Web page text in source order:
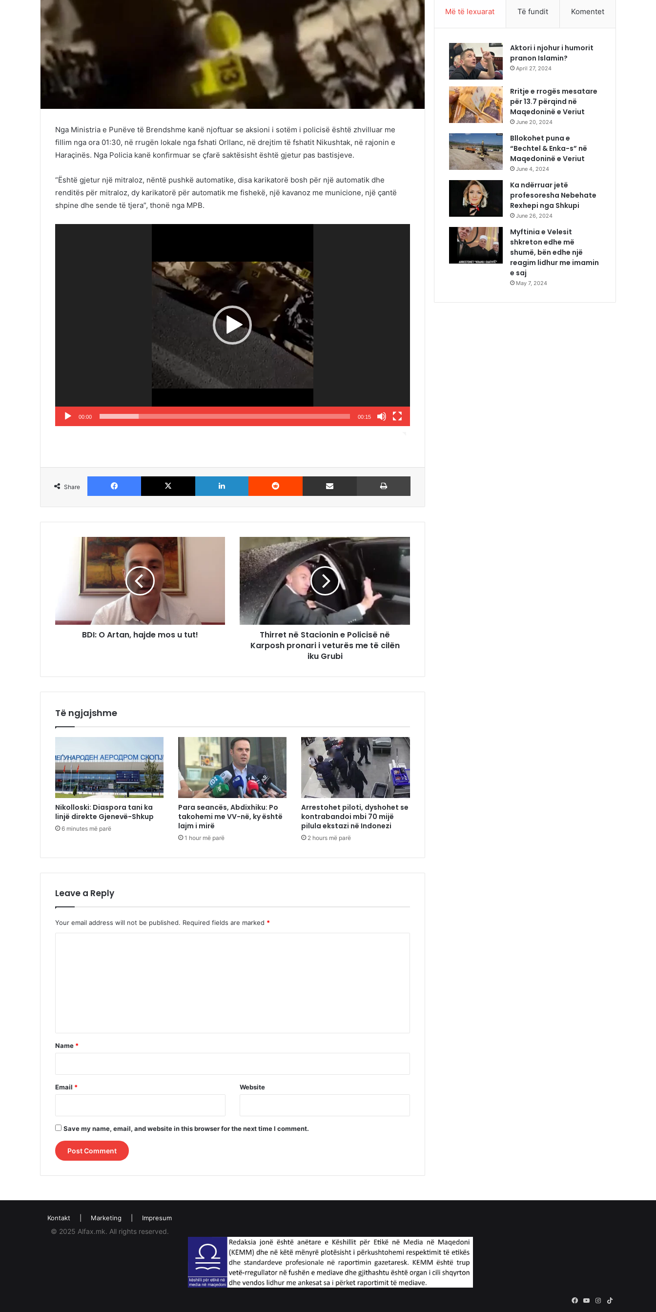
Nga Ministria e Punëve të Brendshme kanë njoftuar se aksioni i sotëm i policisë është zhvilluar me
fillim nga ora 01:30, në rrugën lokale nga fshati Orllanc, në drejtim të fshatit Nikushtak, në rajonin e
Haraçinës. Nga Policia kanë konfirmuar se çfarë saktësisht është gjetur pas bastisjeve.
“Është gjetur një mitraloz, nëntë pushkë automatike, disa karikatorë bosh për një automatik dhe
renditës për mitraloz, dy karikatorë për automatik me fishekë, një kavanoz me municione, një çantë
shpine dhe sende të tjera”, thonë nga MPB.
00:00 00:15
Share
Facebook X LinkedIn Reddit Share via Email
BDI: O Artan, hajde mos u tut!
Thirret në Stacionin e Policisë në
Karposh pronari i veturës me të cilën
iku Grubi
Të ngjajshme
Nikolloski: Diaspora tani ka
linjë direkte Gjenevë-Shkup
6 minutes më parë
Para seancës, Abdixhiku: Po
takohemi me VV-në, ky është
lajm i mirë
1 hour më parë
Arrestohet piloti, dyshohet se
kontrabandoi mbi 70 mijë
pilula ekstazi në Indonezi
2 hours më parë
Leave a Reply
Your email address will not be published. Required fields are marked *
*
Name *
Email * Website
Save my name, email, and website in this browser for the next time I comment.
Më të lexuarat Të fundit Komentet
Aktori i njohur i humorit
pranon Islamin?
April 27, 2024
Rritje e rrogës mesatare
për 13.7 përqind në
Maqedoninë e Veriut
June 20, 2024
Bllokohet puna e
“Bechtel & Enka-s” në
Maqedoninë e Veriut
June 4, 2024
Ka ndërruar jetë
profesoresha Nebehate
Rexhepi nga Shkupi
June 26, 2024
Myftinia e Velesit
shkreton edhe më
shumë, bën edhe një
reagim lidhur me imamin
e saj
May 7, 2024
Kontakt Marketing Impresum
© 2025 Alfax.mk. All rights reserved.
Facebook
YouTubeInstagram